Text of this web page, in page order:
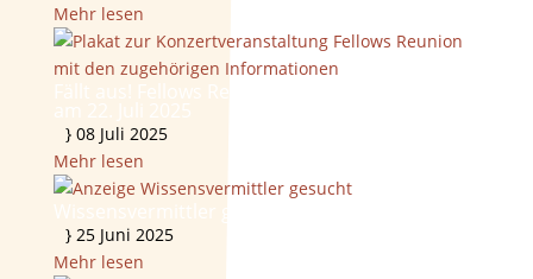
Mehr lesen
}08 Juli 2025
Mehr lesen
}25 Juni 2025
Mehr lesen